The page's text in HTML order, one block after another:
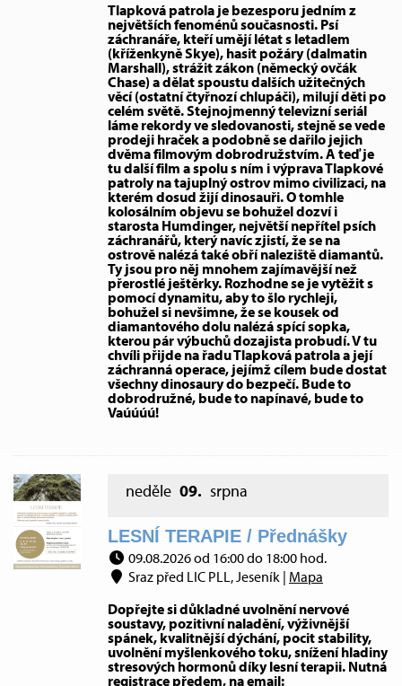
Tlapková patrola je bezesporu jedním z
největších fenoménů současnosti. Psí
záchranáře, kteří umějí létat s letadlem
(kříženkyně Skye), hasit požáry (dalmatin
Marshall), strážit zákon (německý ovčák
Chase) a dělat spoustu dalších užitečných
věcí (ostatní čtyřnozí chlupáči), milují děti po
celém světě. Stejnojmenný televizní seriál
láme rekordy ve sledovanosti, stejně se vede
prodeji hraček a podobně se dařilo jejich
dvěma filmovým dobrodružstvím. A teď je
tu další film a spolu s ním i výprava Tlapkové
patroly na tajuplný ostrov mimo civilizaci, na
kterém dosud žijí dinosauři. O tomhle
kolosálním objevu se bohužel dozví i
starosta Humdinger, největší nepřítel psích
záchranářů, který navíc zjistí, že se na
ostrově nalézá také obří naleziště diamantů.
Ty jsou pro něj mnohem zajímavější než
přerostlé ještěrky. Rozhodne se je vytěžit s
pomocí dynamitu, aby to šlo rychleji,
bohužel si nevšimne, že se kousek od
diamantového dolu nalézá spící sopka,
kterou pár výbuchů dozajista probudí. V tu
chvíli přijde na řadu Tlapková patrola a její
záchranná operace, jejímž cílem bude dostat
všechny dinosaury do bezpečí. Bude to
dobrodružné, bude to napínavé, bude to
Vaúúúú!
neděle 09. srpna
LESNÍ TERAPIE / Přednášky
09.08.2026 od 16:00 do 18:00 hod.
Sraz před LIC PLL, Jeseník | Mapa
Dopřejte si důkladné uvolnění nervové
soustavy, pozitivní naladění, výživnější
spánek, kvalitnější dýchání, pocit stability,
uvolnění myšlenkového toku, snížení hladiny
stresových hormonů díky lesní terapii. Nutná
registrace předem, na email: